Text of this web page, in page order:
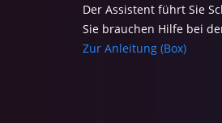
Der Assistent führt Sie
Sie brauchen Hilfe bei
Zur Anleitung (Box)